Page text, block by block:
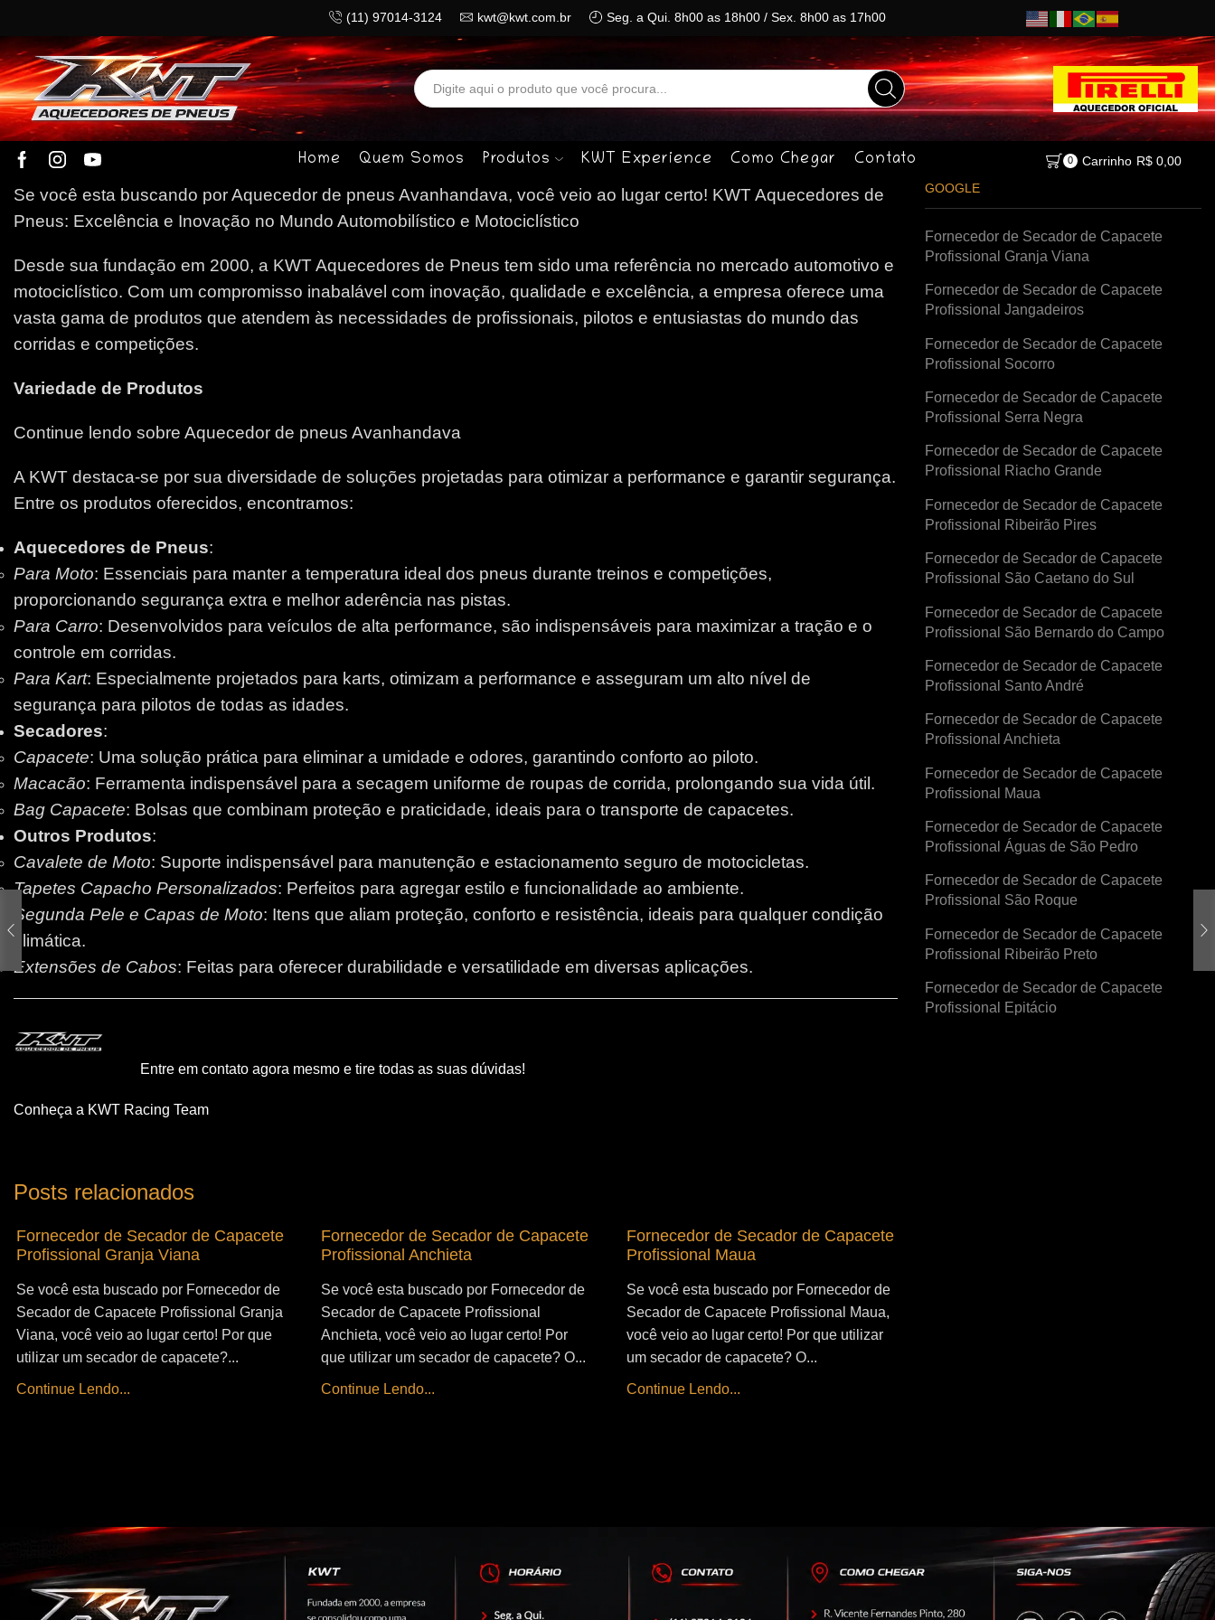
(11) 97014-3124 kwt@kwt.com.br Seg. a Qui. 8h00 as 18h00 / Sex. 8h00 as 17h00
Search
input
Home Quem Somos Produtos KWT Experience Como Chegar Contato 0 Carrinho R$0,00
Se você esta buscando por Aquecedor de pneus Avanhandava, você veio ao lugar certo! KWT Aquecedores de
Pneus: Excelência e Inovação no Mundo Automobilístico e Motociclístico
Desde sua fundação em 2000, a KWT Aquecedores de Pneus tem sido uma referência no mercado automotivo e
motociclístico. Com um compromisso inabalável com inovação, qualidade e excelência, a empresa oferece uma
vasta gama de produtos que atendem às necessidades de profissionais, pilotos e entusiastas do mundo das
corridas e competições.
Variedade de Produtos
Continue lendo sobre Aquecedor de pneus Avanhandava
A KWT destaca-se por sua diversidade de soluções projetadas para otimizar a performance e garantir segurança.
Entre os produtos oferecidos, encontramos:
Aquecedores de Pneus:
Para Moto: Essenciais para manter a temperatura ideal dos pneus durante treinos e competições,
proporcionando segurança extra e melhor aderência nas pistas.
Para Carro: Desenvolvidos para veículos de alta performance, são indispensáveis para maximizar a tração e o
controle em corridas.
Para Kart: Especialmente projetados para karts, otimizam a performance e asseguram um alto nível de
segurança para pilotos de todas as idades.
Secadores:
Capacete: Uma solução prática para eliminar a umidade e odores, garantindo conforto ao piloto.
Macacão: Ferramenta indispensável para a secagem uniforme de roupas de corrida, prolongando sua vida útil.
Bag Capacete: Bolsas que combinam proteção e praticidade, ideais para o transporte de capacetes.
Outros Produtos:
Cavalete de Moto: Suporte indispensável para manutenção e estacionamento seguro de motocicletas.
Tapetes Capacho Personalizados: Perfeitos para agregar estilo e funcionalidade ao ambiente.
Segunda Pele e Capas de Moto: Itens que aliam proteção, conforto e resistência, ideais para qualquer condição
climática.
Extensões de Cabos: Feitas para oferecer durabilidade e versatilidade em diversas aplicações.
Entre em contato agora mesmo e tire todas as suas dúvidas!
Conheça a KWT Racing Team
Posts relacionados
Fornecedor de Secador de Capacete
Profissional Granja Viana
Se você esta buscado por Fornecedor de
Secador de Capacete Profissional Granja
Viana, você veio ao lugar certo! Por que
utilizar um secador de capacete?...
Continue Lendo...
Fornecedor de Secador de Capacete
Profissional Anchieta
Se você esta buscado por Fornecedor de
Secador de Capacete Profissional
Anchieta, você veio ao lugar certo! Por
que utilizar um secador de capacete? O...
Continue Lendo...
Fornecedor de Secador de Capacete
Profissional Maua
Se você esta buscado por Fornecedor de
Secador de Capacete Profissional Maua,
você veio ao lugar certo! Por que utilizar
um secador de capacete? O...
Continue Lendo...
GOOGLE
Fornecedor de Secador de Capacete
Profissional Granja Viana
Fornecedor de Secador de Capacete
Profissional Jangadeiros
Fornecedor de Secador de Capacete
Profissional Socorro
Fornecedor de Secador de Capacete
Profissional Serra Negra
Fornecedor de Secador de Capacete
Profissional Riacho Grande
Fornecedor de Secador de Capacete
Profissional Ribeirão Pires
Fornecedor de Secador de Capacete
Profissional São Caetano do Sul
Fornecedor de Secador de Capacete
Profissional São Bernardo do Campo
Fornecedor de Secador de Capacete
Profissional Santo André
Fornecedor de Secador de Capacete
Profissional Anchieta
Fornecedor de Secador de Capacete
Profissional Maua
Fornecedor de Secador de Capacete
Profissional Águas de São Pedro
Fornecedor de Secador de Capacete
Profissional São Roque
Fornecedor de Secador de Capacete
Profissional Ribeirão Preto
Fornecedor de Secador de Capacete
Profissional Epitácio